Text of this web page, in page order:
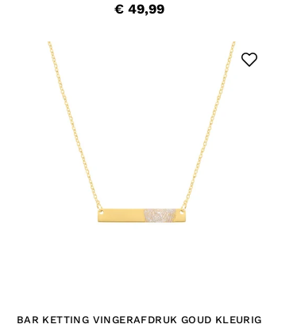
€ 49,99
BAR KETTING VINGERAFDRUK GOUD KLEURIG